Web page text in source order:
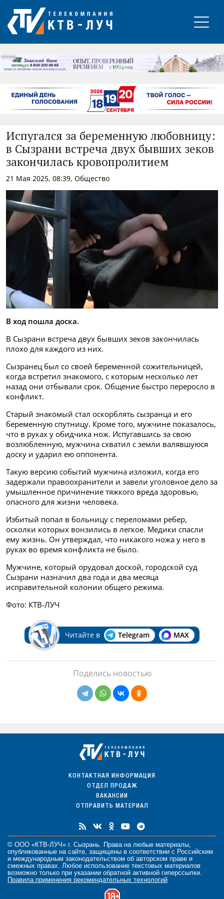
РЕКЛАМА
Испугался за беременную любовницу:
в Сызрани встреча двух бывших зеков
закончилась кровопролитием
21 Мая 2025, 08:39, Общество
В ход пошла доска.
В Сызрани встреча двух бывших зеков закончилась
плохо для каждого из них.
Сызранец был со своей беременной сожительницей,
когда встретил знакомого, с которым несколько лет
назад они отбывали срок. Общение быстро переросло в
конфликт.
Старый знакомый стал оскорблять сызранца и его
беременную спутницу. Кроме того, мужчине показалось,
что в руках у обидчика нож. Испугавшись за свою
возлюбленную, мужчина схватил с земли валявшуюся
доску и ударил ею оппонента.
Такую версию событий мужчина изложил, когда его
задержали правоохранители и завели уголовное дело за
умышленное причинение тяжкого вреда здоровью,
опасного для жизни человека.
Избитый попал в больницу с переломами ребер,
осколки которых вонзились в легкое. Медики спасли
ему жизнь. Он утверждал, что никакого ножа у него в
руках во время конфликта не было.
Мужчине, который орудовал доской, городской суд
Сызрани назначил два года и два месяца
исправительной колонии общего режима.
Фото: КТВ-ЛУЧ
Читайте в Telegram MAX
Поделись новостью
КОНТАКТНАЯ ИНФОРМАЦИЯ
ОТДЕЛ ПРОДАЖ
ВАКАНСИИ
ОТПРАВИТЬ МАТЕРИАЛ
© ООО «КТВ-ЛУЧ» г. Сызрань. Права на любые материалы,
опубликованные на сайте, защищены в соответствии с Российским
и международным законодательством об авторском праве и
смежных правах. Любое использование текстовых материалов
возможно только при указании обратной активной гиперссылки.
Правила применения рекомендательных технологий